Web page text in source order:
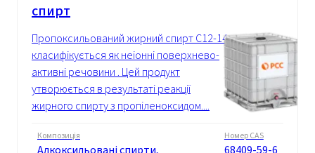
спирт
Пропоксильований жирний спирт C12-14
класифікується як неіонні поверхнево-
активні речовини . Цей продукт
утворюється в результаті реакції
жирного спирту з пропіленоксидом....
Композиція
Алкоксильовані спирти,
Номер CAS
68409-59-6